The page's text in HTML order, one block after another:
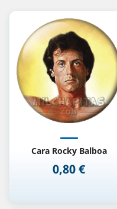
Cara Rocky Balboa
Precio
0,80 €